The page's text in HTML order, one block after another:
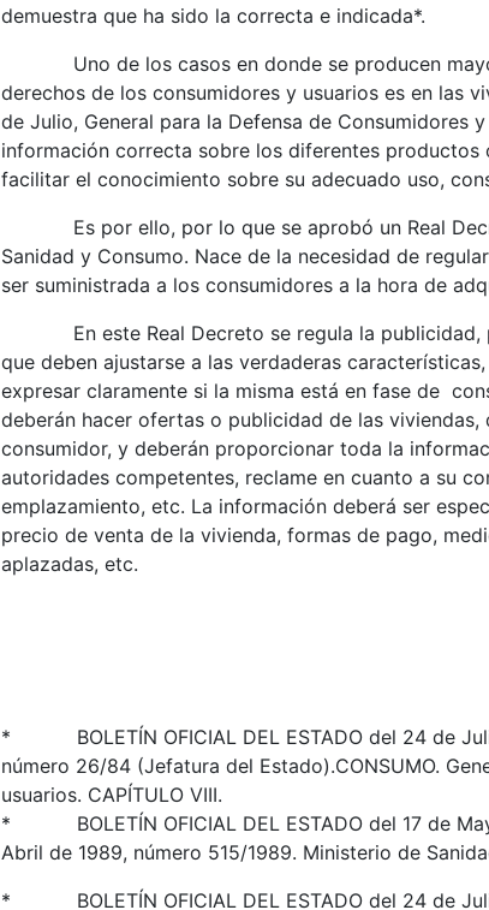
demuestra que ha sido la correcta e indicada*.
Uno de los casos en donde se producen
derechos de los consumidores y usuarios es en las
de Julio, General para la Defensa de Consumidores
información correcta sobre los diferentes productos
facilitar el conocimiento sobre su adecuado uso,
Es por ello, por lo que se aprobó un Real
Sanidad y Consumo. Nace de la necesidad de
ser suministrada a los consumidores a la hora de
En este Real Decreto se regula la publicidad,
que deben ajustarse a las verdaderas
expresar claramente si la misma está en fase de
deberán hacer ofertas o publicidad de las
consumidor, y deberán proporcionar toda la
autoridades competentes, reclame en cuanto a su
emplazamiento, etc. La información deberá ser
precio de venta de la vivienda, formas de pago,
aplazadas, etc.
* BOLETÍN OFICIAL DEL ESTADO del 24 de
número 26/84 (Jefatura del Estado).CONSUMO.
usuarios. CAPÍTULO VIII.
* BOLETÍN OFICIAL DEL ESTADO del 17 de
Abril de 1989, número 515/1989. Ministerio de
* BOLETÍN OFICIAL DEL ESTADO del 24 de